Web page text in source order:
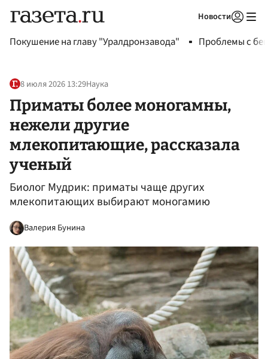
Новости
Покушение на главу "Уралдронзавода" Проблемы с
8 июля 2026 13:29Наука
Приматы более моногамны,
нежели другие
млекопитающие, рассказала
ученый
Биолог Мудрик: приматы чаще других
млекопитающих выбирают моногамию
Валерия Бунина